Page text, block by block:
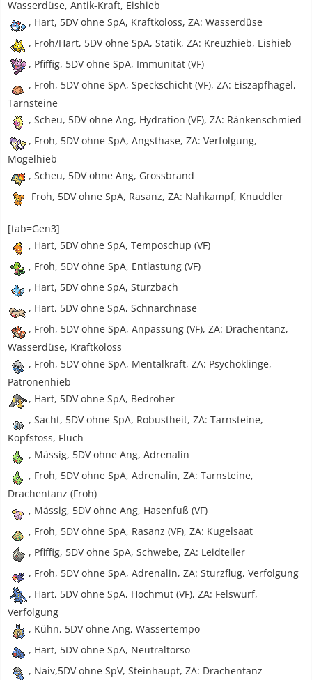
Wasserdüse, Antik-Kraft, Eishieb
, Hart, 5DV ohne SpA, Kraftkoloss, ZA: Wasserdüse
, Froh/Hart, 5DV ohne SpA, Statik, ZA: Kreuzhieb, Eishieb
, Pfiffig, 5DV ohne SpA, Immunität (VF)
, Froh, 5DV ohne SpA, Speckschicht (VF), ZA: Eiszapfhagel,
Tarnsteine
, Scheu, 5DV ohne Ang, Hydration (VF), ZA: Ränkenschmied
, Froh, 5DV ohne SpA, Angsthase, ZA: Verfolgung,
Mogelhieb
, Scheu, 5DV ohne Ang, Grossbrand
Froh, 5DV ohne SpA, Rasanz, ZA: Nahkampf, Knuddler
[tab=Gen3]
, Hart, 5DV ohne SpA, Temposchup (VF)
, Froh, 5DV ohne SpA, Entlastung (VF)
, Hart, 5DV ohne SpA, Sturzbach
, Hart, 5DV ohne SpA, Schnarchnase
, Froh, 5DV ohne SpA, Anpassung (VF), ZA: Drachentanz,
Wasserdüse, Kraftkoloss
, Froh, 5DV ohne SpA, Mentalkraft, ZA: Psychoklinge,
Patronenhieb
, Hart, 5DV ohne SpA, Bedroher
, Sacht, 5DV ohne SpA, Robustheit, ZA: Tarnsteine,
Kopfstoss, Fluch
, Mässig, 5DV ohne Ang, Adrenalin
, Froh, 5DV ohne SpA, Adrenalin, ZA: Tarnsteine,
Drachentanz (Froh)
, Mässig, 5DV ohne Ang, Hasenfuß (VF)
, Froh, 5DV ohne SpA, Rasanz (VF), ZA: Kugelsaat
, Pfiffig, 5DV ohne SpA, Schwebe, ZA: Leidteiler
, Froh, 5DV ohne SpA, Adrenalin, ZA: Sturzflug, Verfolgung
, Hart, 5DV ohne SpA, Hochmut (VF), ZA: Felswurf,
Verfolgung
, Kühn, 5DV ohne Ang, Wassertempo
, Hart, 5DV ohne SpA, Neutraltorso
, Naiv,5DV ohne SpV, Steinhaupt, ZA: Drachentanz